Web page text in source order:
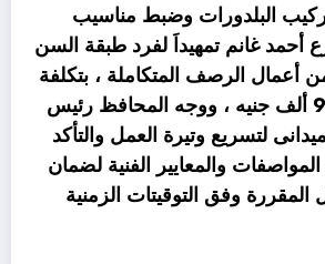
البلدورات وضبط مناسيب
أحمد غانم تمهيداَ لفرد طبقة السن
م ضمن أعمال الرصف المتكاملة ، بتكلفة
بلغت مليون و900 ألف جنيه ، ووجه المحافظ رئيس
لتسريع وتيرة العمل والتأكد
والمعايير الفنية لضمان
المقررة وفق التوقيتات الزمنية